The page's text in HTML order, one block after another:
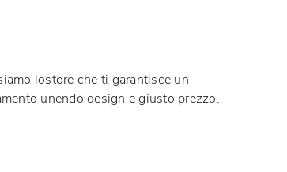
lostore che ti garantisce un
unendo design e giusto prezzo.